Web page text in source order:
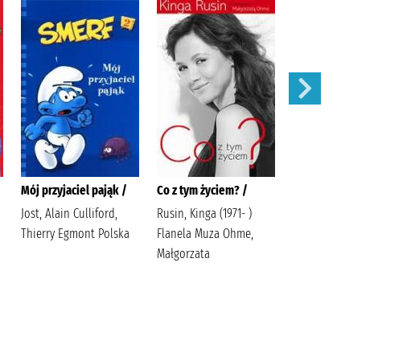
Mój przyjaciel pająk /
Jost, Alain Culliford,
Thierry Egmont Polska
Co z tym życiem? /
Rusin, Kinga (1971- )
Flanela Muza Ohme,
Małgorzata